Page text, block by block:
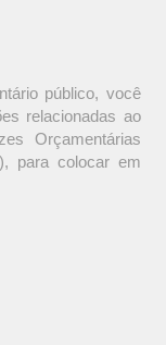
público, você
relacionadas ao
Orçamentárias
para colocar em